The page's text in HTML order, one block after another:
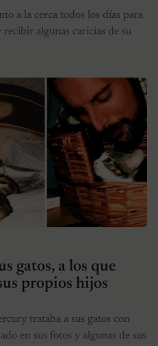
a la cerca todos los días para
algunas caricias de su
gatos, a los que
propios hijos
trataba a sus gatos con
en sus fotos y algunas de sus